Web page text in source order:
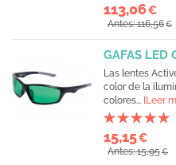
113,06€
Antes: 116,56€
GAFAS LED
Las lentes
color de la
colores... [Leer
15,15€
Antes: 15,95€